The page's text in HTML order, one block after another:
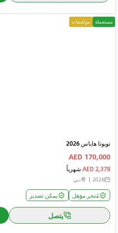
مستعملة مواصفات
تويوتا هاياس 2026
170,000 AED
2,378 AED شهرياً
2026 دبي
مُتجر مؤهل يمكن تصدير
يتصل